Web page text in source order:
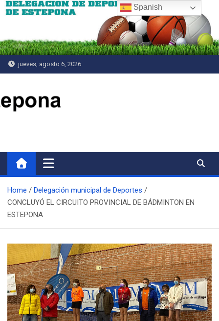
Saltar
jueves, agosto 6, 2026
Home
Delegación municipal de Deportes
CONCLUYÓ EL CIRCUITO PROVINCIAL DE BÁDMINTON EN
ESTEPONA
Spanish